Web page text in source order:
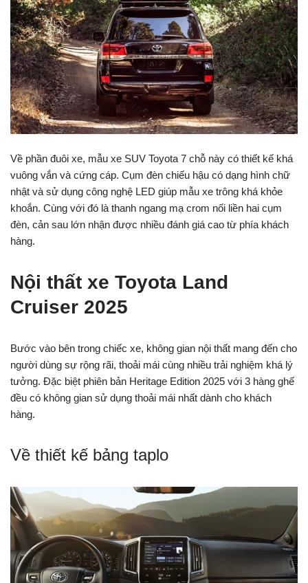
Về phần đuôi xe, mẫu xe SUV Toyota 7 chỗ này có thiết kế khá
vuông vắn và cứng cáp. Cụm đèn chiếu hậu có dạng hình chữ
nhật và sử dụng công nghệ LED giúp mẫu xe trông khá khỏe
khoắn. Cùng với đó là thanh ngang mạ crom nối liền hai cụm
đèn, cản sau lớn nhận được nhiều đánh giá cao từ phía khách
hàng.
Nội thất xe Toyota Land
Cruiser 2025
Bước vào bên trong chiếc xe, không gian nội thất mang đến cho
người dùng sự rộng rãi, thoải mái cùng nhiều trải nghiệm khá lý
tưởng. Đặc biệt phiên bản Heritage Edition 2025 với 3 hàng ghế
đều có không gian sử dụng thoải mái nhất dành cho khách
hàng.
Về thiết kế bảng taplo